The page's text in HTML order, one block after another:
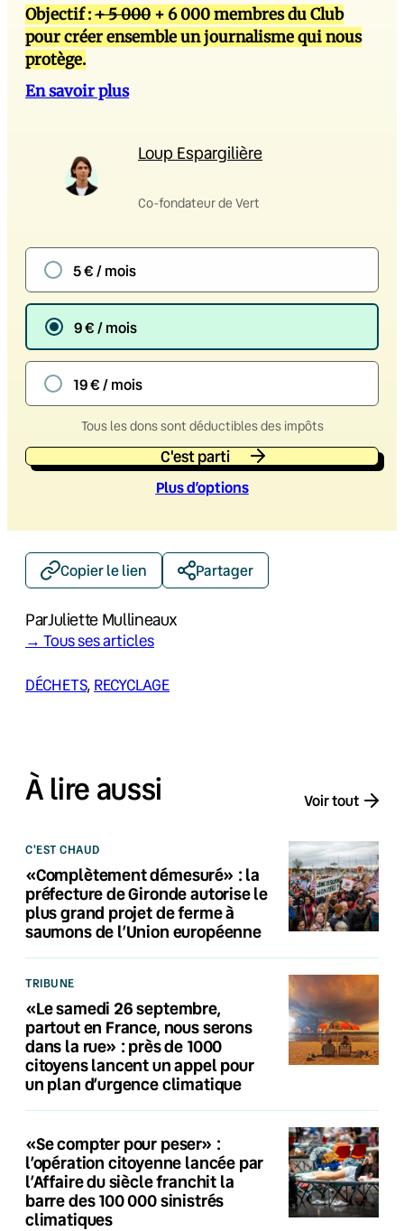
Objectif :+ 5 000 + 6 000 membres du Club
pour créer ensemble un journalisme qui nous
protège.
En savoir plus
Loup Espargilière
Co-fondateur de Vert
5 € / mois
9 € / mois
19 € / mois
Tous les dons sont déductibles des impôts
C'est parti
Plus d’options
Copier le lien Partager
ParJuliette Mullineaux
→ Tous ses articles
DÉCHETS, RECYCLAGE
À lire aussi Voir tout
C'EST CHAUD
«Complètement démesuré» : la
préfecture de Gironde autorise le
plus grand projet de ferme à
saumons de l’Union européenne
TRIBUNE
«Le samedi 26 septembre,
partout en France, nous serons
dans la rue» : près de 1000
citoyens lancent un appel pour
un plan d’urgence climatique
«Se compter pour peser» :
l’opération citoyenne lancée par
l’Affaire du siècle franchit la
barre des 100 000 sinistrés
climatiques